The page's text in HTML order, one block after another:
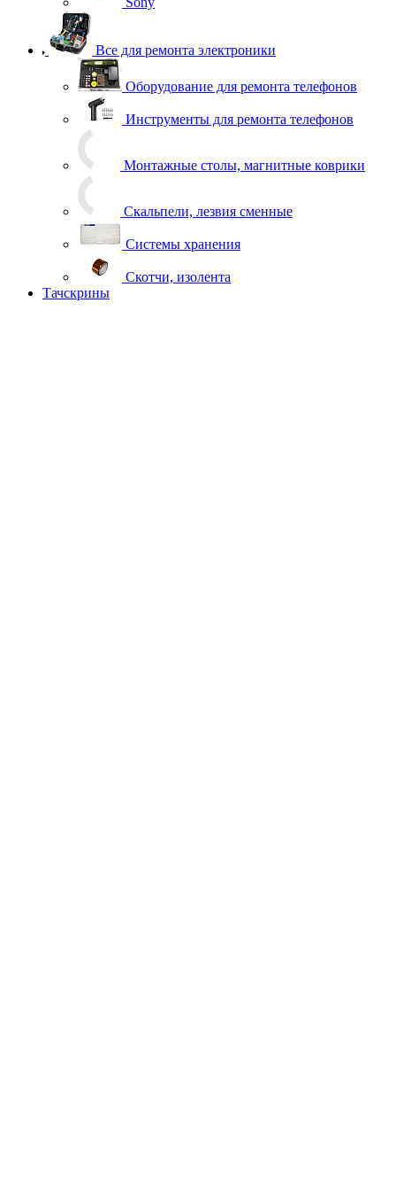
Все для ремонта электроники
Оборудование для ремонта телефонов
Инструменты для ремонта телефонов
Системы хранения
Скотчи, изолента
Тачскрины